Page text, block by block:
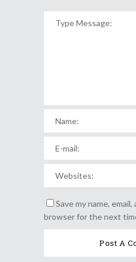
Save my name,
browser for the next